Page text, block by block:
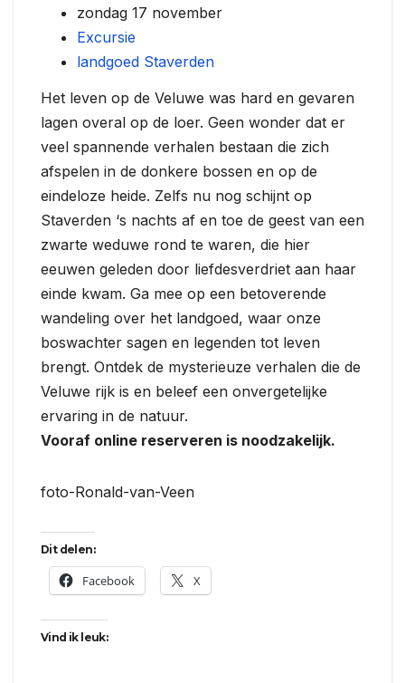
zondag 17 november
Excursie
landgoed Staverden
Het leven op de Veluwe was hard en gevaren
lagen overal op de loer. Geen wonder dat er
veel spannende verhalen bestaan die zich
afspelen in de donkere bossen en op de
eindeloze heide. Zelfs nu nog schijnt op
Staverden ‘s nachts af en toe de geest van een
zwarte weduwe rond te waren, die hier
eeuwen geleden door liefdesverdriet aan haar
einde kwam. Ga mee op een betoverende
wandeling over het landgoed, waar onze
boswachter sagen en legenden tot leven
brengt. Ontdek de mysterieuze verhalen die de
Veluwe rijk is en beleef een onvergetelijke
ervaring in de natuur.
Vooraf online reserveren is noodzakelijk.
foto-Ronald-van-Veen
Dit delen:
Facebook X
Vind ik leuk: